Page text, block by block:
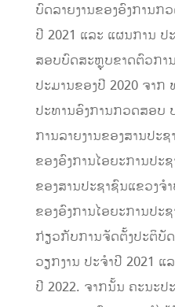
ບົດລາຍງານຂອງອົງການກ
ປີ 2021 ແລະ ແຜນການ
ສອບບົດສະຫຼຸບຂາດຕົວກາ
ປະມານຂອງປີ 2020 ຈາ
ປະທານອົງການກວດສອບ
ການລາຍງານຂອງສານປະ
ຂອງອົງການໄອຍະການປະ
ຂອງສານປະຊາຊົນແຂວງຈໍ
ຂອງອົງການໄອຍະການປະ
ກ່ຽວກັບການຈັດຕັ້ງປະຕິບັ
ວຽກງານ ປະຈໍາປີ 2021
ປີ 2022.​ ຈາກນັ້ນ​ ຄະນະປ